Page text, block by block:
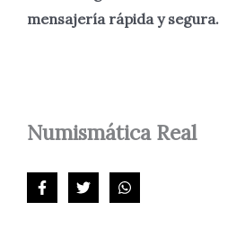
mensajería rápida y segura.
NumismáticaReal